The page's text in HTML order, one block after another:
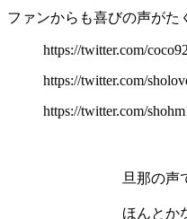
ファンからも喜びの声がた
https://twitter.com/
https://twitter.com/
https://twitter.com/
旦那の声
ほんとか